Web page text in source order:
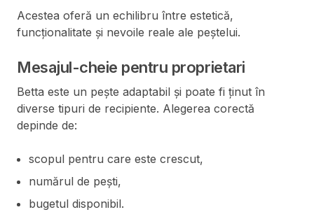
Acestea oferă un echilibru între estetică,
funcționalitate și nevoile reale ale peștelui.
Mesajul-cheie pentru proprietari
Betta este un pește adaptabil și poate fi ținut în
diverse tipuri de recipiente. Alegerea corectă
depinde de:
scopul pentru care este crescut,
numărul de pești,
bugetul disponibil.